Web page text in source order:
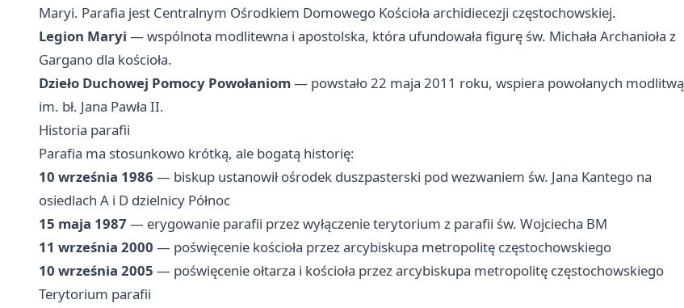
Maryi. Parafia jest Centralnym Ośrodkiem Domowego Kościoła archidiecezji częstochowskiej.
Legion Maryi — wspólnota modlitewna i apostolska, która ufundowała figurę św. Michała Archanioła z
Gargano dla kościoła.
Dzieło Duchowej Pomocy Powołaniom— powstało 22 maja 2011 roku, wspiera powołanych modlitwą
im. bł. Jana Pawła II.
Historia parafii
Parafia ma stosunkowo krótką, ale bogatą historię:
10 września 1986 — biskup ustanowił ośrodek duszpasterski pod wezwaniem św. Jana Kantego na
osiedlach A i D dzielnicy Północ
15 maja 1987 — erygowanie parafii przez wyłączenie terytorium z parafii św. Wojciecha BM
11 września 2000 — poświęcenie kościoła przez arcybiskupa metropolitę częstochowskiego
10 września 2005 — poświęcenie ołtarza i kościoła przez arcybiskupa metropolitę częstochowskiego
Terytorium parafii